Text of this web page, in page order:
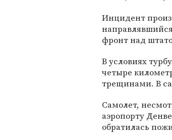
Инцидент
фронт над
В условиях
четыре
трещинами. В
Самолет,
аэропорту
обратилась